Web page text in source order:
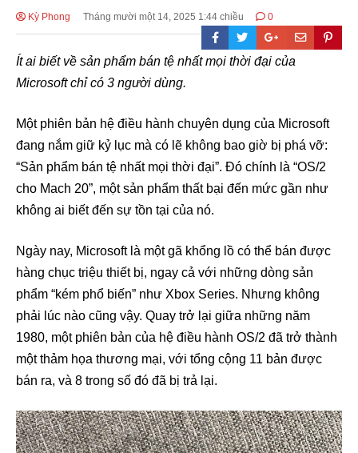
Kỳ Phong Tháng mười một 14, 2025 1:44 chiều 0
Ít ai biết về sản phẩm bán tệ nhất mọi thời đại của
Microsoft chỉ có 3 người dùng.
Một phiên bản hệ điều hành chuyên dụng của Microsoft
đang nắm giữ kỷ lục mà có lẽ không bao giờ bị phá vỡ:
“Sản phẩm bán tệ nhất mọi thời đại”. Đó chính là “OS/2
cho Mach 20”, một sản phẩm thất bại đến mức gần như
không ai biết đến sự tồn tại của nó.
Ngày nay, Microsoft là một gã khổng lồ có thể bán được
hàng chục triệu thiết bị, ngay cả với những dòng sản
phẩm “kém phổ biến” như Xbox Series. Nhưng không
phải lúc nào cũng vậy. Quay trở lại giữa những năm
1980, một phiên bản của hệ điều hành OS/2 đã trở thành
một thảm họa thương mại, với tổng cộng 11 bản được
bán ra, và 8 trong số đó đã bị trả lại.